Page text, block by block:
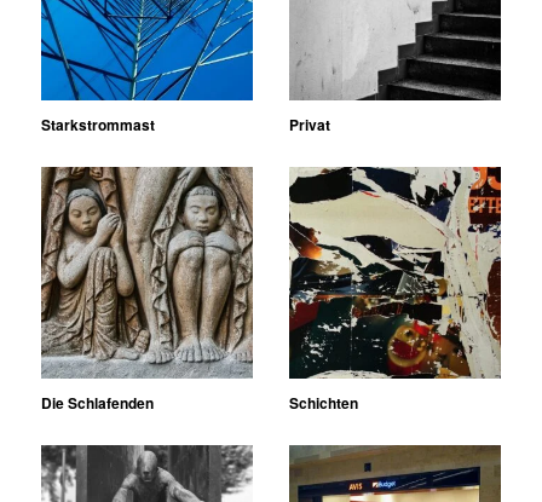
Starkstrommast Privat
Die Schlafenden Schichten